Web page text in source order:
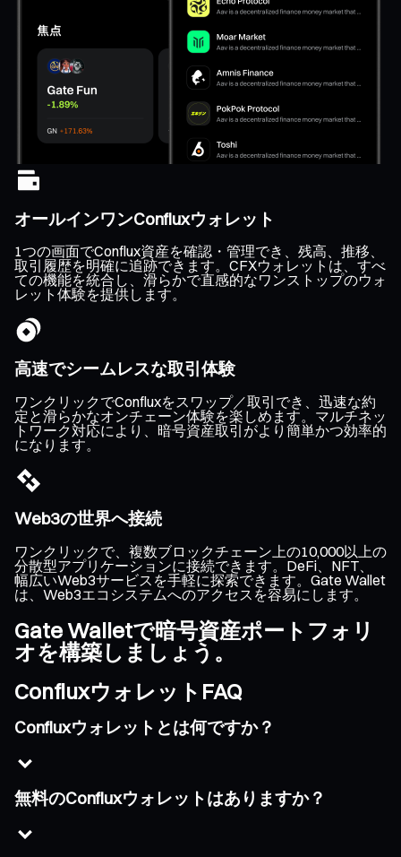
オールインワンConfluxウォレット
1つの画面でConflux資産を確認・管理でき、残高、推移、
取引履歴を明確に追跡できます。CFXウォレットは、すべ
ての機能を統合し、滑らかで直感的なワンストップのウォ
レット体験を提供します。
高速でシームレスな取引体験
ワンクリックでConfluxをスワップ／取引でき、迅速な約
定と滑らかなオンチェーン体験を楽しめます。マルチネッ
トワーク対応により、暗号資産取引がより簡単かつ効率的
になります。
Web3の世界へ接続
ワンクリックで、複数ブロックチェーン上の10,000以上の
分散型アプリケーションに接続できます。DeFi、NFT、
幅広いWeb3サービスを手軽に探索できます。Gate Wallet
は、Web3エコシステムへのアクセスを容易にします。
Gate Walletで暗号資産ポートフォリ
オを構築しましょう。
ConfluxウォレットFAQ
Confluxウォレットとは何ですか？
無料のConfluxウォレットはありますか？